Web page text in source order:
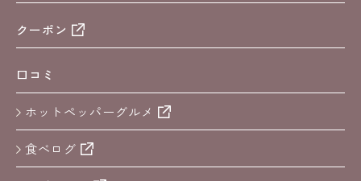
クーポン
口コミ
ホットペッパーグルメ
食べログ